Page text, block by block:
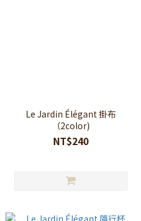
Le Jardin Élégant 掛布
（2color)
NT$240